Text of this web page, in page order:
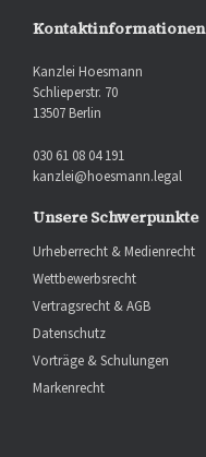
Kontaktinformationen
Kanzlei Hoesmann
Schlieperstr. 70
13507 Berlin
030 61 08 04 191
kanzlei@hoesmann.legal
Unsere Schwerpunkte
Urheberrecht & Medienrecht
Wettbewerbsrecht
Vertragsrecht & AGB
Datenschutz
Vorträge & Schulungen
Markenrecht